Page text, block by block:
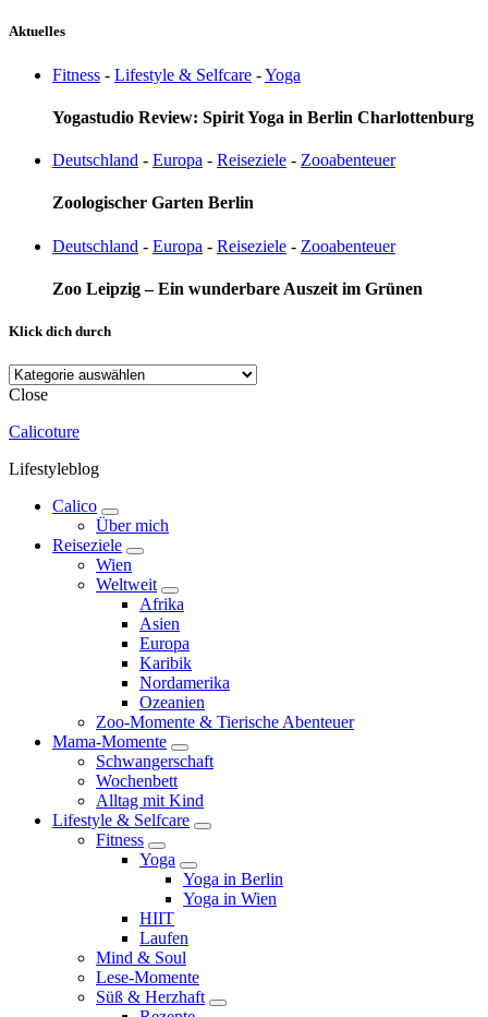
Aktuelles
Fitness - Lifestyle & Selfcare -Yoga
Yogastudio Review: Spirit Yoga in Berlin Charlottenburg
Deutschland - Europa - Reiseziele - Zooabenteuer
Zoologischer Garten Berlin
Deutschland - Europa - Reiseziele - Zooabenteuer
Zoo Leipzig – Ein wunderbare Auszeit im Grünen
Klick dich durch
Klick
dich
Close
Calicoture
Lifestyleblog
Calico
expand
child
menu
Über mich
Reiseziele
expand
child
menu
Wien
Weltweit
expand
child
menu
Afrika
Asien
Europa
Karibik
Nordamerika
Ozeanien
Zoo-Momente & Tierische Abenteuer
Mama-Momente
expand
child
Schwangerschaft
Wochenbett
Alltag mit Kind
Lifestyle & Selfcare
expand
Fitness
expand
child
menu
Yoga
expand
child
menu
Yoga in Berlin
Yoga in Wien
HIIT
Laufen
Mind & Soul
Lese-Momente
Süß & Herzhaft
expand